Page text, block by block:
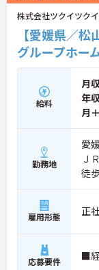
・社内規定の範
自分らしく働けま
マネジメントも徹
がオンラインで
活用した相談サー
に取り入れ、在
率化を両立する
いく方針です。
併せ持つ、長期
す。
★おすすめ
【土日休み×残
ンスを大切にで
・基本土日休み
日勤のみのお仕
・毎月付与され
取得も可能でプ
できます
充実しています
株式会社ツクイツク
【愛媛県／
グループホー
給料
月
年
月
勤務地
愛
Ｊ
徒
雇用形態 正
応募要件 ■